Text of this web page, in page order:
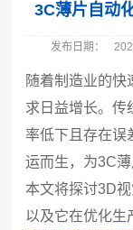
3C薄片自动
发布日期：
随着制造业的
求日益增长。传
率低下且存在误
运而生，为3C
本文将探讨3D
以及它在优化生